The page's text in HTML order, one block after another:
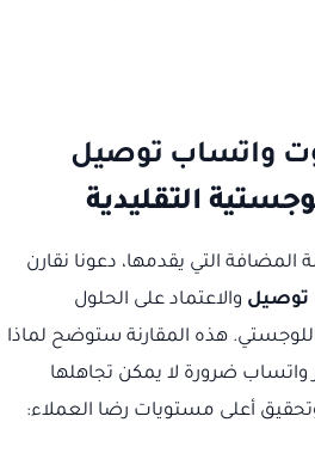
واتساب توصيل
التقليدية
المضافة التي يقدمها، دعونا نقارن
توصيل والاعتماد على الحلول
اللوجستي. هذه المقارنة ستوضح لماذا
واتساب ضرورة لا يمكن تجاهلها
أعلى مستويات رضا العملاء: